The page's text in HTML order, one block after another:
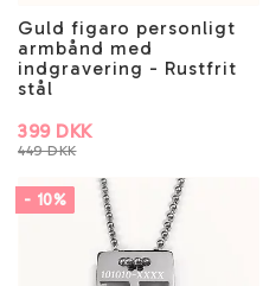
Guld figaro personligt
armbånd med
indgravering - Rustfrit
stål
449 DKK
399 DKK
- 10%